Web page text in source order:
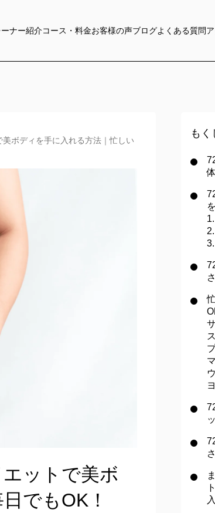
ーナー紹介コース・料金お客様の声ブログよくある質問
ボディを手に入れる方法｜忙しい
ットで美ボ
でもOK！
もく